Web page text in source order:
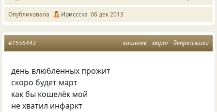
Опубликовала Ириссска 06 дек 2013
кошелек март депрессяшки
#1556443
день влюблённых прожит
скоро будет март
как бы кошелёк мой
не хватил инфаркт